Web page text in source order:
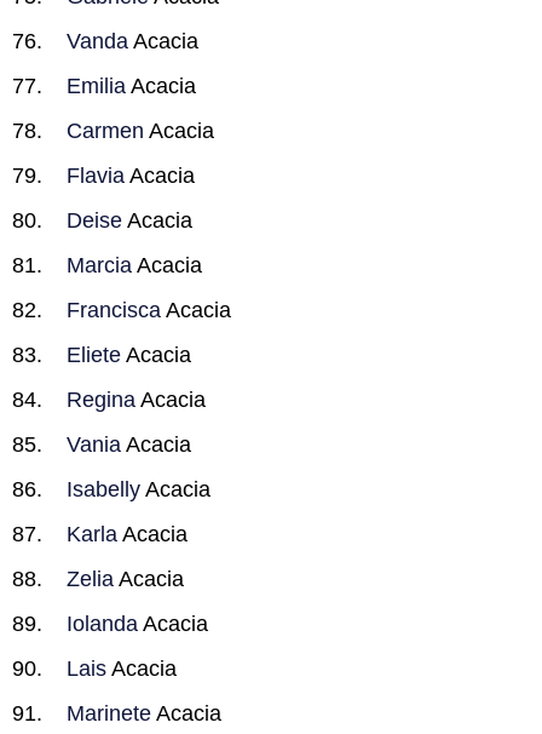
Vanda Acacia
Emilia Acacia
Carmen Acacia
Flavia Acacia
Deise Acacia
Marcia Acacia
Francisca Acacia
Eliete Acacia
Regina Acacia
Vania Acacia
Isabelly Acacia
Karla Acacia
Zelia Acacia
Iolanda Acacia
Lais Acacia
Marinete Acacia